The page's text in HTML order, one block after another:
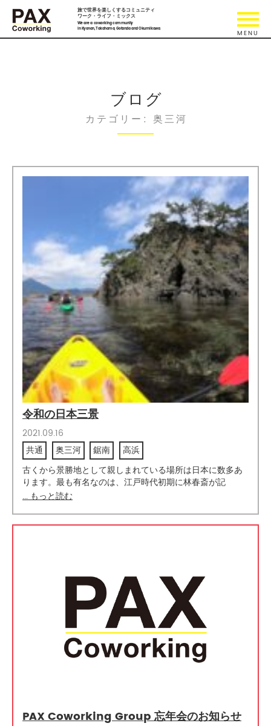
旅で世界を楽しくするコミュニティ
ワーク・ライフ・ミックス
We are a coworking community
in Kyonan, Takahama, Gotanda and Okumikawa.
ブログ
カテゴリー: 奥三河
令和の日本三景
2021.09.16
共通 奥三河 鋸南 高浜
古くから景勝地として親しまれている場所は日本に数多あ
ります。最も有名なのは、江戸時代初期に林春斎が記
... もっと読む
PAX Coworking Group 忘年会のお知らせ